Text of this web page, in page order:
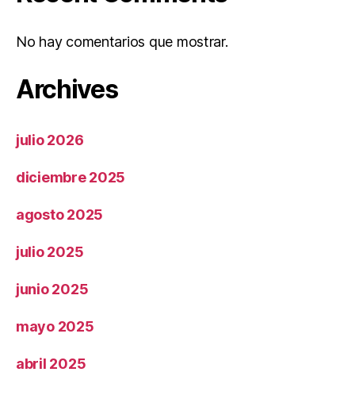
No hay comentarios que mostrar.
Archives
julio 2026
diciembre 2025
agosto 2025
julio 2025
junio 2025
mayo 2025
abril 2025